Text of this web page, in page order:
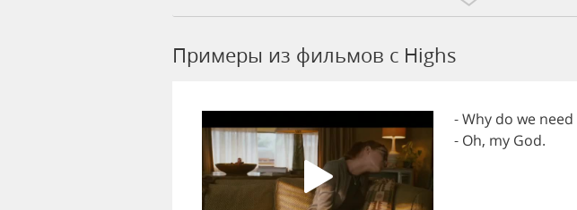
Примеры из фильмов c Highs
-Why do we need
- Oh, my God.